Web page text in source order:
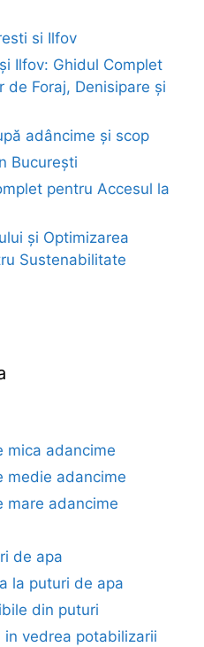
si Ilfov
Ilfov: Ghidul Complet
de Foraj, Denisipare și
adâncime și scop
București
pentru Accesul la
și Optimizarea
Sustenabilitate
mica adancime
medie adancime
mare adancime
de apa
la puturi de apa
din puturi
vedrea potabilizarii